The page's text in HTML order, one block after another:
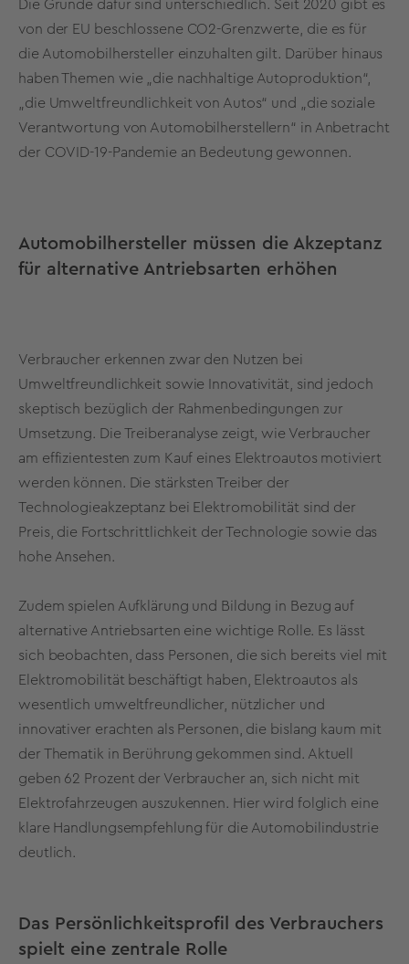
Die Gründe dafür sind unterschiedlich. Seit 2020 gibt es
von der EU beschlossene CO2-Grenzwerte, die es für
die Automobilhersteller einzuhalten gilt. Darüber hinaus
haben Themen wie „die nachhaltige Autoproduktion“,
„die Umweltfreundlichkeit von Autos“ und „die soziale
Verantwortung von Automobilherstellern“ in Anbetracht
der COVID-19-Pandemie an Bedeutung gewonnen.
Automobilhersteller müssen die Akzeptanz
für alternative Antriebsarten erhöhen
Verbraucher erkennen zwar den Nutzen bei
Umweltfreundlichkeit sowie Innovativität, sind jedoch
skeptisch bezüglich der Rahmenbedingungen zur
Umsetzung. Die Treiberanalyse zeigt, wie Verbraucher
am effizientesten zum Kauf eines Elektroautos motiviert
werden können. Die stärksten Treiber der
Technologieakzeptanz bei Elektromobilität sind der
Preis, die Fortschrittlichkeit der Technologie sowie das
hohe Ansehen.
Zudem spielen Aufklärung und Bildung in Bezug auf
alternative Antriebsarten eine wichtige Rolle. Es lässt
sich beobachten, dass Personen, die sich bereits viel mit
Elektromobilität beschäftigt haben, Elektroautos als
wesentlich umweltfreundlicher, nützlicher und
innovativer erachten als Personen, die bislang kaum mit
der Thematik in Berührung gekommen sind. Aktuell
geben 62 Prozent der Verbraucher an, sich nicht mit
Elektrofahrzeugen auszukennen. Hier wird folglich eine
klare Handlungsempfehlung für die Automobilindustrie
deutlich.
Das Persönlichkeitsprofil des Verbrauchers
spielt eine zentrale Rolle